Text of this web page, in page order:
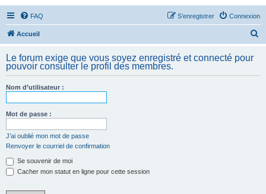
FAQ Connexion
S’enregistrer
Accueil
h
Le forum exige que vous soyez enregistré et connecté pour
pouvoir consulter le profil des membres.
Nom d’utilisateur :
Mot de passe :
J’ai oublié mon mot de passe
Renvoyer le courriel de confirmation
Se souvenir de moi
Cacher mon statut en ligne pour cette session